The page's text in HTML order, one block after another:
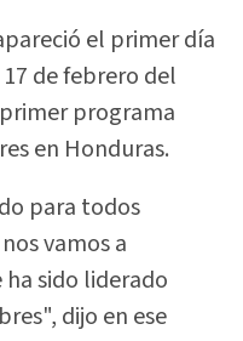
el primer día
de febrero del
programa
en Honduras.
para todos
vamos a
sido liderado
dijo en ese